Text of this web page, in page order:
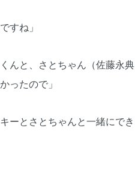
すね」
んと、さとちゃん（佐藤永
ったので」
ーとさとちゃんと一緒にで